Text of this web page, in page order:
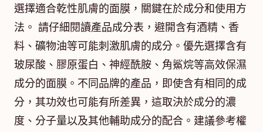
選擇適合乾性肌膚的面膜，關鍵在於成分和使用方
法。 請仔細閱讀產品成分表，避開含有酒精、香
料、礦物油等可能刺激肌膚的成分。優先選擇含有
玻尿酸、膠原蛋白、神經酰胺、角鯊烷等高效保濕
成分的面膜。不同品牌的產品，即使含有相同的成
分，其功效也可能有所差異，這取決於成分的濃
度、分子量以及其他輔助成分的配合。建議參考權